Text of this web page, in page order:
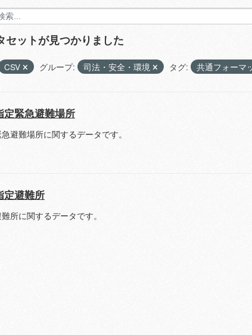
セットが見つかりました
CSV グループ: 司法・安全・環境 タグ: 共通フォーマ
定緊急避難場所
避難場所に関するデータです。
定避難所
所に関するデータです。